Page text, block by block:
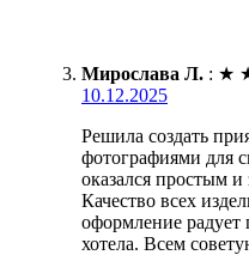
Мирослава Л. : ★
10.12.2025
Решила создать
фотографиями для
оказался простым и
Качество всех
оформление радует
хотела. Всем